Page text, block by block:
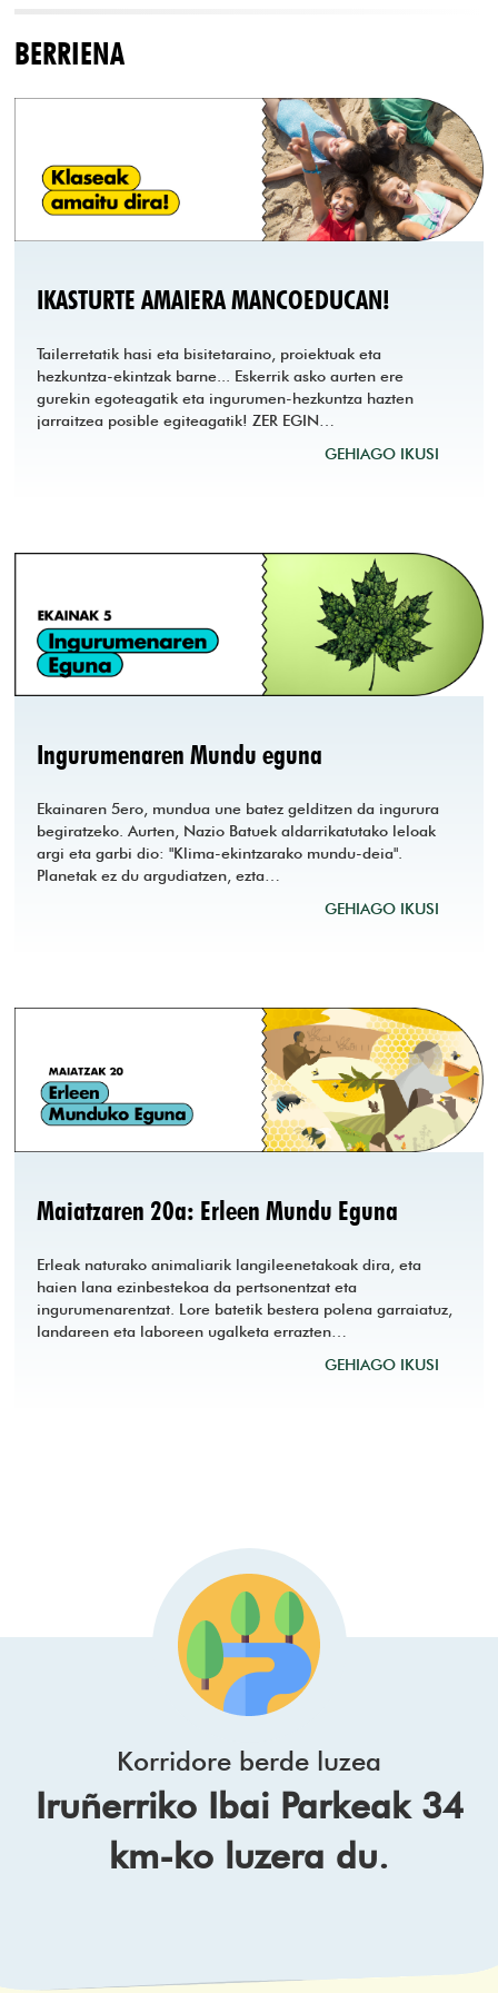
BERRIENA
IKASTURTE AMAIERA MANCOEDUCAN!
Tailerretatik hasi eta bisitetaraino, proiektuak eta
hezkuntza-ekintzak barne... Eskerrik asko aurten ere
gurekin egoteagatik eta ingurumen-hezkuntza hazten
jarraitzea posible egiteagatik! ZER EGIN…
GEHIAGO IKUSI
Ingurumenaren Mundu eguna
Ekainaren 5ero, mundua une batez gelditzen da ingurura
begiratzeko. Aurten, Nazio Batuek aldarrikatutako leloak
argi eta garbi dio: "Klima-ekintzarako mundu-deia".
Planetak ez du argudiatzen, ezta…
GEHIAGO IKUSI
Maiatzaren 20a: Erleen Mundu Eguna
Erleak naturako animaliarik langileenetakoak dira, eta
haien lana ezinbestekoa da pertsonentzat eta
ingurumenarentzat. Lore batetik bestera polena garraiatuz,
landareen eta laboreen ugalketa errazten…
GEHIAGO IKUSI
Korridore berde luzea
Iruñerriko Ibai Parkeak 34
km-ko luzera du.